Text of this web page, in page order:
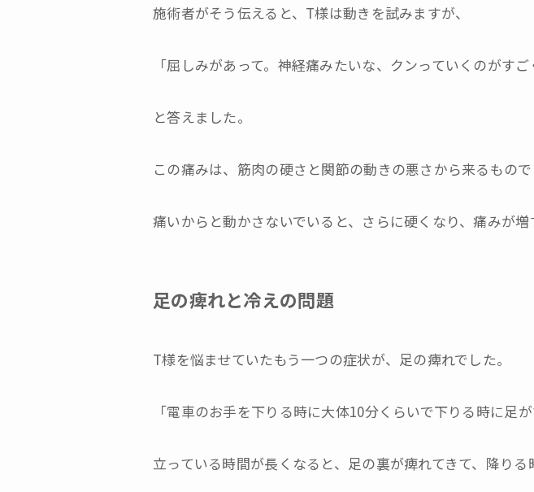
施術者がそう伝えると、T様は動きを試みますが、
「屈しみがあって。神経痛みたいな、クンっていくのがすご
と答えました。
この痛みは、筋肉の硬さと関節の動きの悪さから来るもので
痛いからと動かさないでいると、さらに硬くなり、痛みが増
足の痺れと冷えの問題
T様を悩ませていたもう一つの症状が、足の痺れでした。
「電車のお手を下りる時に大体10分くらいで下りる時に足
立っている時間が長くなると、足の裏が痺れてきて、降り